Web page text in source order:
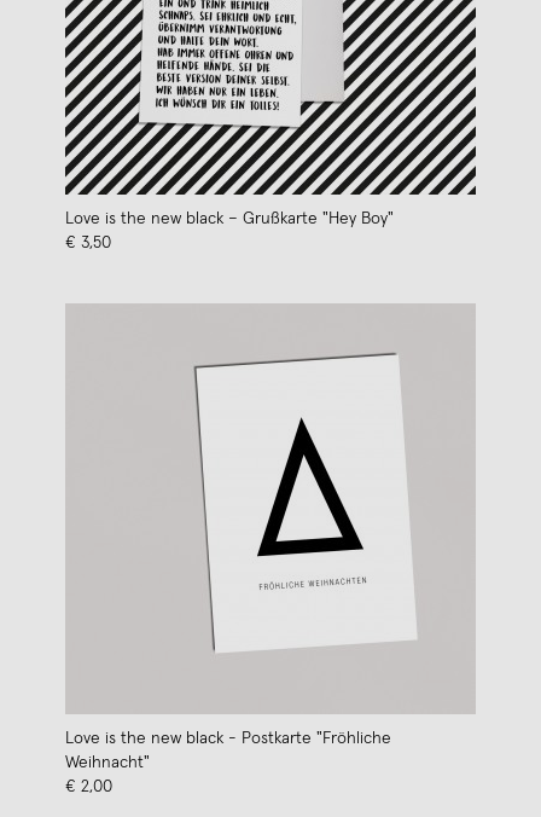
Love is the new black – Grußkarte "Hey Boy"
€ 3,50
Love is the new black - Postkarte "Fröhliche
Weihnacht"
€ 2,00